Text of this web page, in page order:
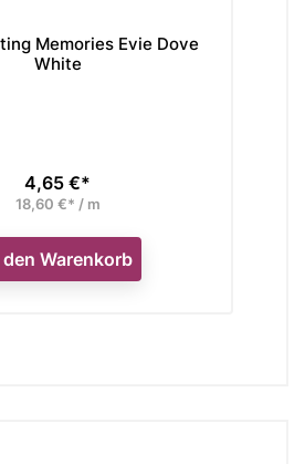
Memories Evie Dove
White
Preis
4,65 €*
18,60 €* / m
den Warenkorb